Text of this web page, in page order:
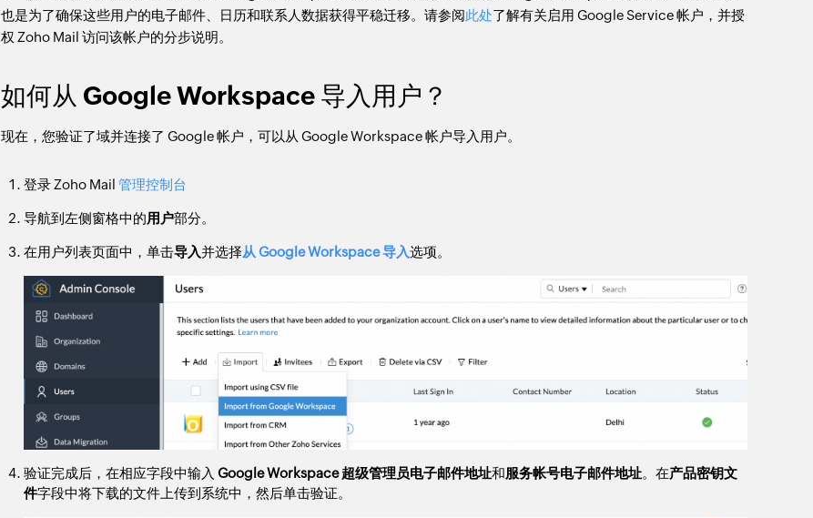
也是为了确保这些用户的电子邮件、日历和联系人数据获得平稳迁移。请参阅此处了解有关启用 Google Service 帐户，并授
权 Zoho Mail 访问该帐户的分步说明。
如何从 Google Workspace 导入用户？
现在，您验证了域并连接了 Google 帐户，可以从 Google Workspace 帐户导入用户。
登录 Zoho Mail 管理控制台
导航到左侧窗格中的用户部分。
在用户列表页面中，单击导入并选择从 Google Workspace 导入选项。
验证完成后，在相应字段中输入 Google Workspace 超级管理员电子邮件地址和服务帐号电子邮件地址。在产品密钥文
件字段中将下载的文件上传到系统中，然后单击验证。